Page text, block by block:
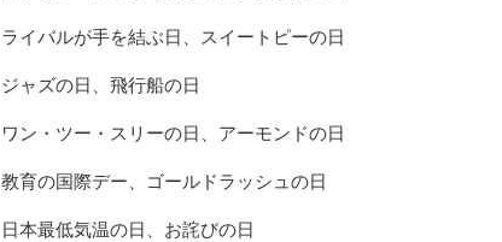
イバルが手を結ぶ日、スイートピーの日
ャズの日、飛行船の日
ン・ツー・スリーの日、アーモンドの日
育の国際デー、ゴールドラッシュの日
本最低気温の日、お詫びの日